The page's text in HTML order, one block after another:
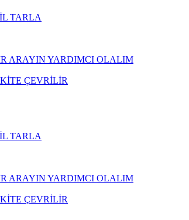
TARLA
ARAYIN YARDIMCI OLALIM
ÇEVRİLİR
TARLA
ARAYIN YARDIMCI OLALIM
ÇEVRİLİR